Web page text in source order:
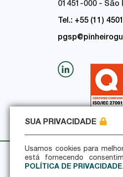
01451-000 - São
Tel.: +55 (11)
Política de
SUA PRIVACIDADE
Usamos cookies para
está fornecendo
POLÍTICA DE PRIVACIDADE.